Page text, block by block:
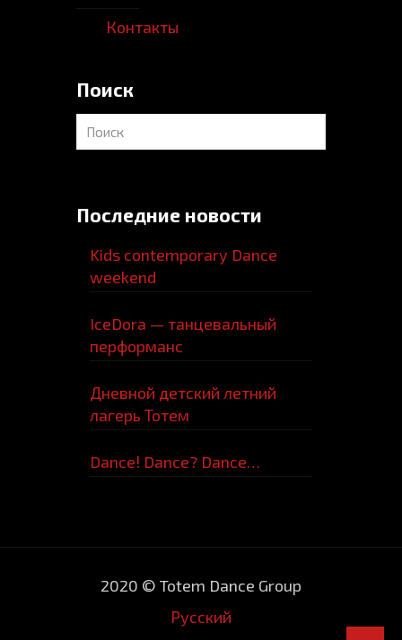
Контакты
Поиск
Последние новости
Kids contemporary Dance
weekend
IceDora — танцевальный
перформанс
Дневной детский летний
лагерь Тотем
Dance! Dance? Dance…
2020 © Totem Dance Group
Русский